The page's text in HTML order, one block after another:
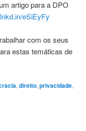
artigo para a DPO
eSiEyFy
com os seus
estas temáticas de
, direito, privacidade,